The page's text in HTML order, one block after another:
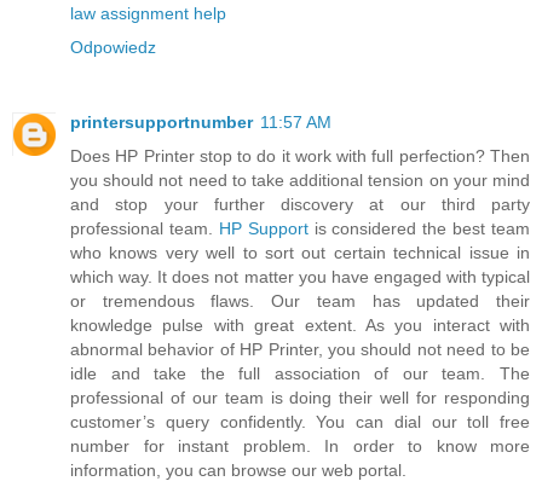
law assignment help
Odpowiedz
printersupportnumber 11:57 AM
Does HP Printer stop to do it work with full perfection? Then
you should not need to take additional tension on your mind
and stop your further discovery at our third party
professional team. HP Supportis considered the best team
who knows very well to sort out certain technical issue in
which way. It does not matter you have engaged with typical
or tremendous flaws. Our team has updated their
knowledge pulse with great extent. As you interact with
abnormal behavior of HP Printer, you should not need to be
idle and take the full association of our team. The
professional of our team is doing their well for responding
customer’s query confidently. You can dial our toll free
number for instant problem. In order to know more
information, you can browse our web portal.